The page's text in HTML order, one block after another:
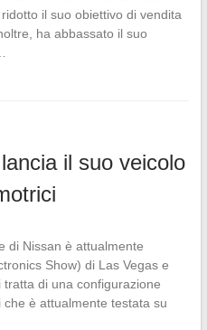
il suo obiettivo di vendita
ha abbassato il suo
il suo veicolo
di Nissan è attualmente
Show) di Las Vegas e
tratta di una configurazione
è attualmente testata su